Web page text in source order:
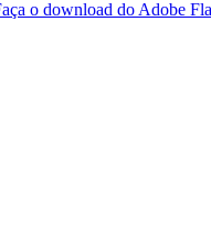
o download do Adobe